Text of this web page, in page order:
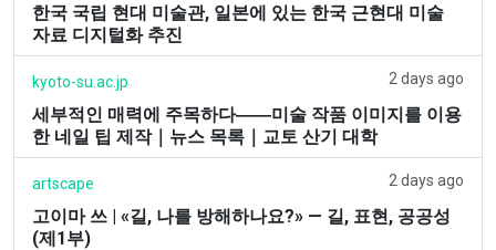
한국 국립 현대 미술관, 일본에 있는 한국 근현대 미술
자료 디지털화 추진
kyoto-su.ac.jp 2 days ago
세부적인 매력에 주목하다――미술 작품 이미지를 이용
한 네일 팁 제작｜뉴스 목록｜교토 산기 대학
artscape 2 days ago
고이마 쓰 | «길, 나를 방해하나요?» — 길, 표현, 공공성
(제1부)